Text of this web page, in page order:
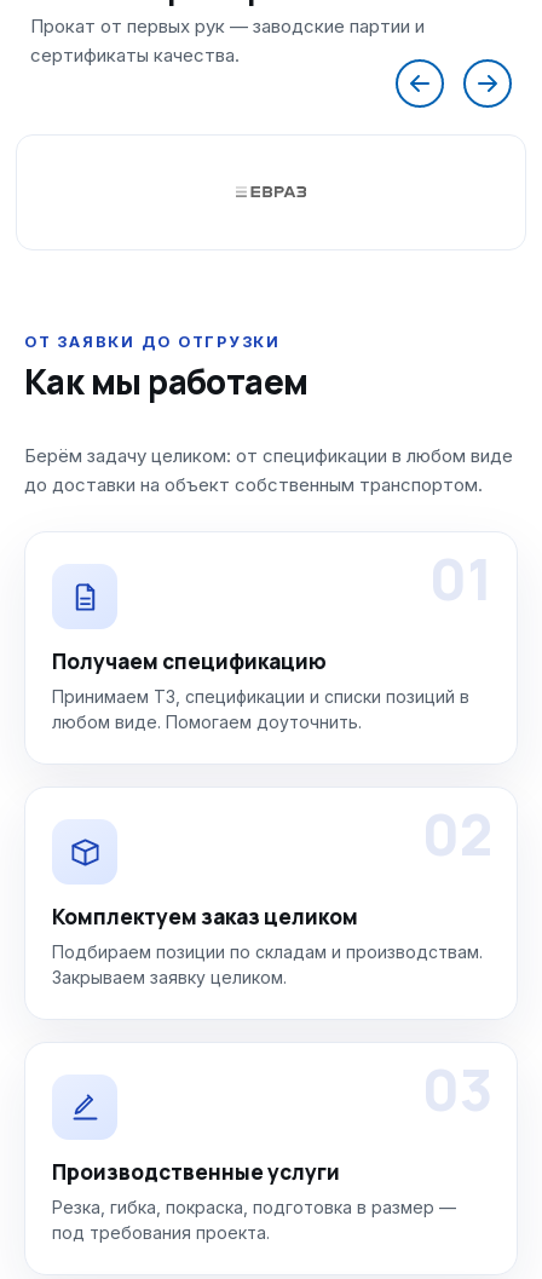
ОТ ЗАЯВКИ ДО ОТГРУЗКИ
Как мы работаем
Берём задачу целиком: от спецификации в любом виде
до доставки на объект собственным транспортом.
01
Получаем спецификацию
Принимаем ТЗ, спецификации и списки позиций в
любом виде. Помогаем доуточнить.
02
Комплектуем заказ целиком
Подбираем позиции по складам и производствам.
Закрываем заявку целиком.
03
Производственные услуги
Резка, гибка, покраска, подготовка в размер —
под требования проекта.